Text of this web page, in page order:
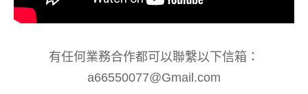
有任何業務合作都可以聯繫以下信箱：
a66550077@Gmail.com